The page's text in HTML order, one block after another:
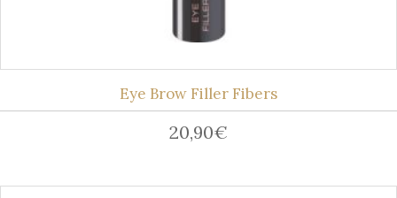
Eye Brow Filler Fibers
20,90€